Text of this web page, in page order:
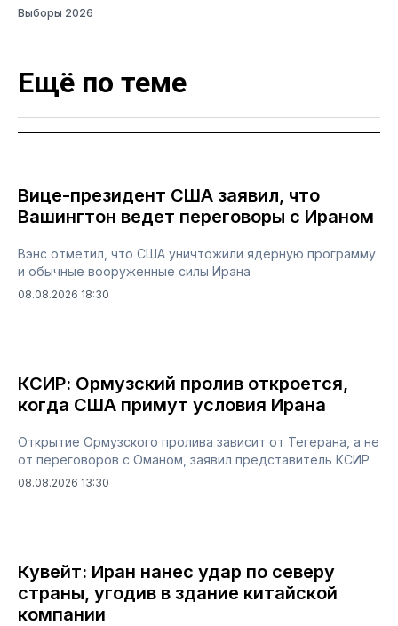
Выборы 2026
Ещё по теме
Вице-президент США заявил, что
Вашингтон ведет переговоры с Ираном
Вэнс отметил, что США уничтожили ядерную программу
и обычные вооруженные силы Ирана
08.08.2026 18:30
КСИР: Ормузский пролив откроется,
когда США примут условия Ирана
Открытие Ормузского пролива зависит от Тегерана, а не
от переговоров с Оманом, заявил представитель КСИР
08.08.2026 13:30
Кувейт: Иран нанес удар по северу
страны, угодив в здание китайской
компании